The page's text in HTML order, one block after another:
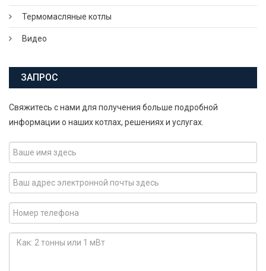
Термомасляные котлы
Видео
ЗАПРОС
Свяжитесь с нами для получения больше подробной
информации о наших котлах, решениях и услугах.